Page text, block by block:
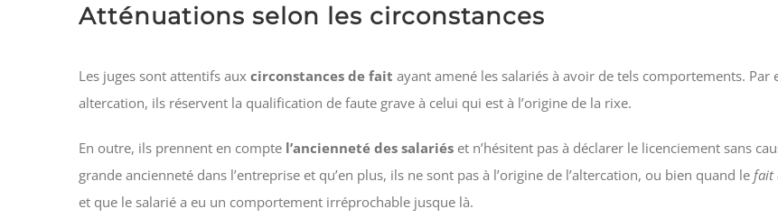
Atténuations selon les circonstances
Les juges sont attentifs aux circonstances de fait ayant amené les salariés à avoir de tels comportements. Par
altercation, ils réservent la qualification de faute grave à celui qui est à l’origine de la rixe.
En outre, ils prennent en compte l’ancienneté des salariés et n’hésitent pas à déclarer le licenciement sans
grande ancienneté dans l’entreprise et qu’en plus, ils ne sont pas à l’origine de l’altercation, ou bien quand le fait
et que le salarié a eu un comportement irréprochable jusque là.